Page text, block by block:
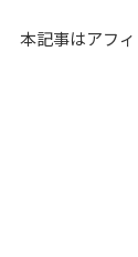
本記事はアフ